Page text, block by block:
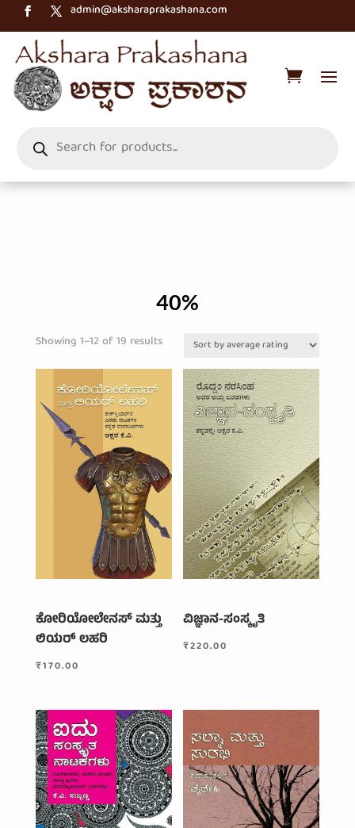
admin@aksharaprakashana.com
search
40%
Showing 1–12 of 19 resultsSorted
average
rating
ಕೋರಿಯೋಲೇನಸ್ ಮತ್ತು
ಲಿಯರ್ ಲಹರಿ
₹170.00
ವಿಜ್ಞಾನ-ಸಂಸ್ಕೃತಿ
₹220.00